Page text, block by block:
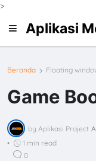
>
Aplikasi
Beranda Floating
Game
by Aplikasi Project
•
1 min read
0